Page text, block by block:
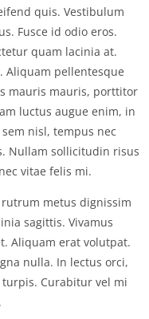
quis. Vestibulum
Fusce id odio eros.
quam lacinia at.
Aliquam pellentesque
mauris mauris, porttitor
luctus augue enim, in
nisl, tempus nec
Nullam sollicitudin risus
vitae felis mi.
metus dignissim
sagittis. Vivamus
Aliquam erat volutpat.
nulla. In lectus orci,
Curabitur vel mi